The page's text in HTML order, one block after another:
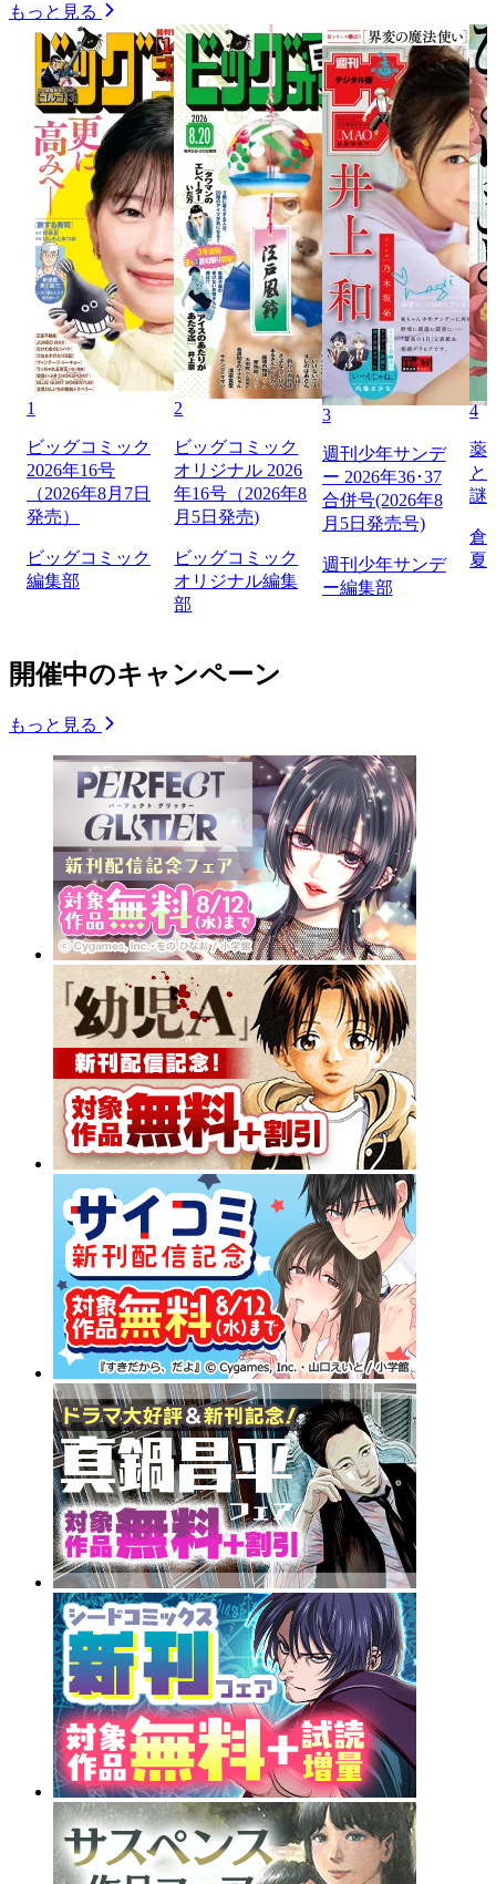
もっと見る
1
ビッグコミック
2026年16号
（2026年8月7日
発売）
ビッグコミック
編集部
2
ビッグコミック
オリジナル 2026
年16号（2026年8
月5日発売)
ビッグコミック
オリジナル編集
部
3
週刊少年サンデ
ー 2026年36･37
合併号(2026年8
月5日発売号)
週刊少年サンデ
ー編集部
4
薬
と
謎
倉
夏
開催中のキャンペーン
もっと見る